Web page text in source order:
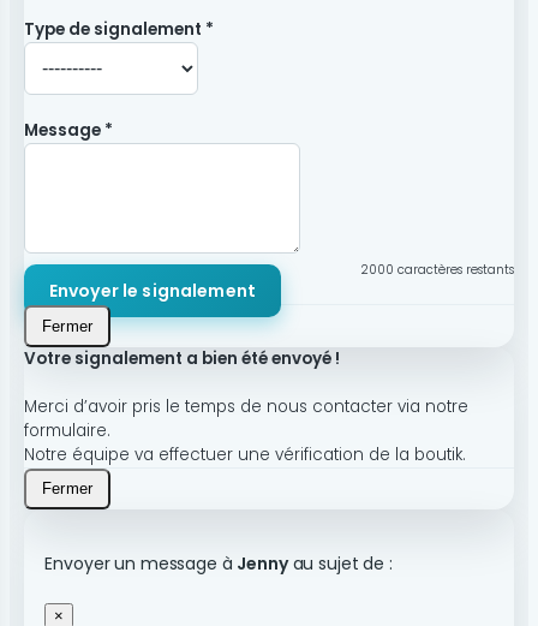
Type de signalement *
Message *
2000 caractères restants
Envoyer le signalement
Fermer
Votre signalement a bien été envoyé !
Merci d’avoir pris le temps de nous contacter via notre
formulaire.
Notre équipe va effectuer une vérification de la boutik.
Fermer
Envoyer un message à Jennyau sujet de :
×